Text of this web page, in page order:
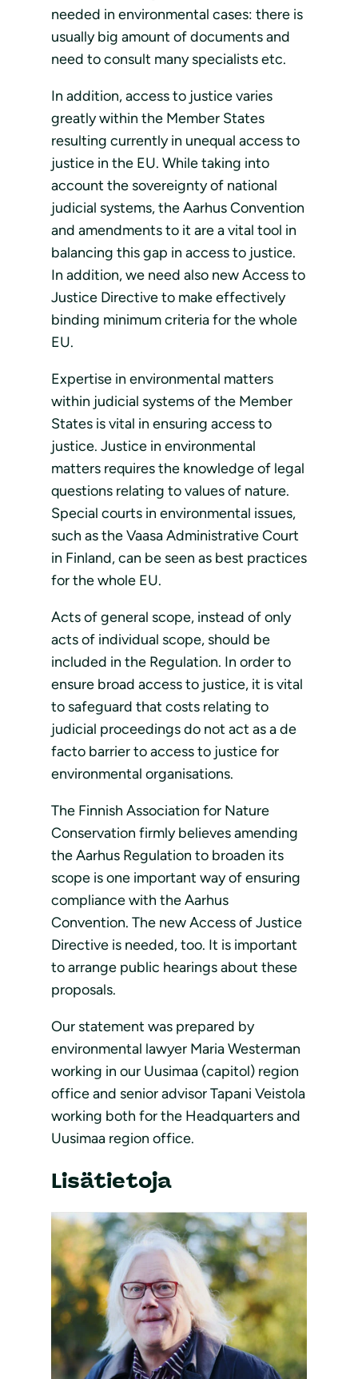
needed in environmental cases: there is
usually big amount of documents and
need to consult many specialists etc.
In addition, access to justice varies
greatly within the Member States
resulting currently in unequal access to
justice in the EU. While taking into
account the sovereignty of national
judicial systems, the Aarhus Convention
and amendments to it are a vital tool in
balancing this gap in access to justice.
In addition, we need also new Access to
Justice Directive to make effectively
binding minimum criteria for the whole
EU.
Expertise in environmental matters
within judicial systems of the Member
States is vital in ensuring access to
justice. Justice in environmental
matters requires the knowledge of legal
questions relating to values of nature.
Special courts in environmental issues,
such as the Vaasa Administrative Court
in Finland, can be seen as best practices
for the whole EU.
Acts of general scope, instead of only
acts of individual scope, should be
included in the Regulation. In order to
ensure broad access to justice, it is vital
to safeguard that costs relating to
judicial proceedings do not act as a de
facto barrier to access to justice for
environmental organisations.
The Finnish Association for Nature
Conservation firmly believes amending
the Aarhus Regulation to broaden its
scope is one important way of ensuring
compliance with the Aarhus
Convention. The new Access of Justice
Directive is needed, too. It is important
to arrange public hearings about these
proposals.
Our statement was prepared by
environmental lawyer Maria Westerman
working in our Uusimaa (capitol) region
office and senior advisor Tapani Veistola
working both for the Headquarters and
Uusimaa region office.
Lisätietoja